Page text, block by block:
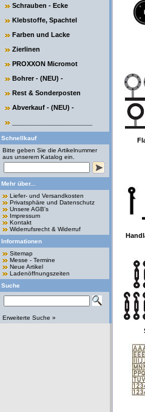
Schrauben - Ecke
Klebstoffe, Spachtel
Farben und Lacke
Zierlinen
PROXXON Micromot
Bohrer - (NEU) -
Rest & Sonderposten
Abverkauf - (NEU) -
Schnellkauf
Bitte geben Sie die Artikelnummer
aus unserem Katalog ein.
Mehr über...
Liefer- und Versandkosten
Privatsphäre und Datenschutz
Unsere AGB's
Impressum
Kontakt
Widerrufsrecht & Widerruf
Informationen
Sitemap
Messe - Termine
Neue Artikel
Ladenöffnungszeiten
Suche
Erweiterte Suche »